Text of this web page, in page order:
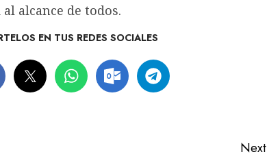
alcance de todos.
EN TUS REDES SOCIALES
Next